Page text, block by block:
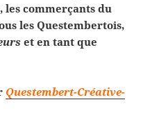
commerçants du
les Questembertois,
et en tant que
Questembert-Créative-